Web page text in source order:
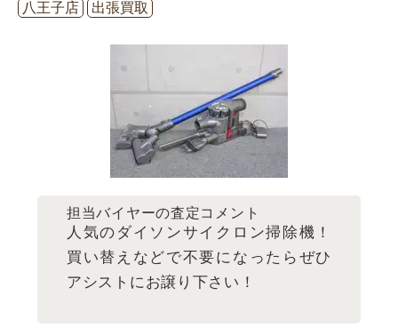
八王子店
出張買取
担当バイヤーの査定コメント
人気のダイソンサイクロン掃除機！
買い替えなどで不要になったらぜひ
アシストにお譲り下さい！